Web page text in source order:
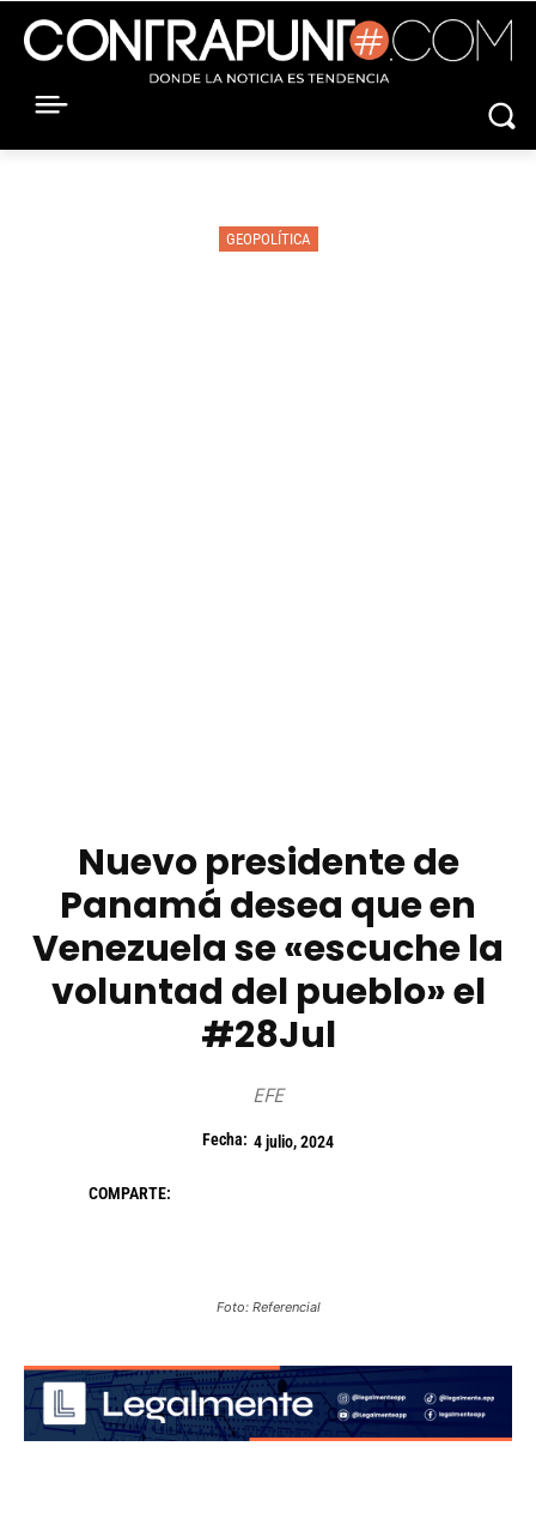
GEOPOLÍTICA
Nuevo presidente de
Panamá desea que en
Venezuela se «escuche la
voluntad del pueblo» el
#28Jul
EFE
Fecha: 4 julio, 2024
COMPARTE:
Foto: Referencial